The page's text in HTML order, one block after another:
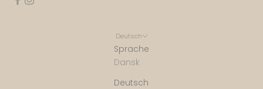
Deutsch
Sprache
Dansk
Deutsch